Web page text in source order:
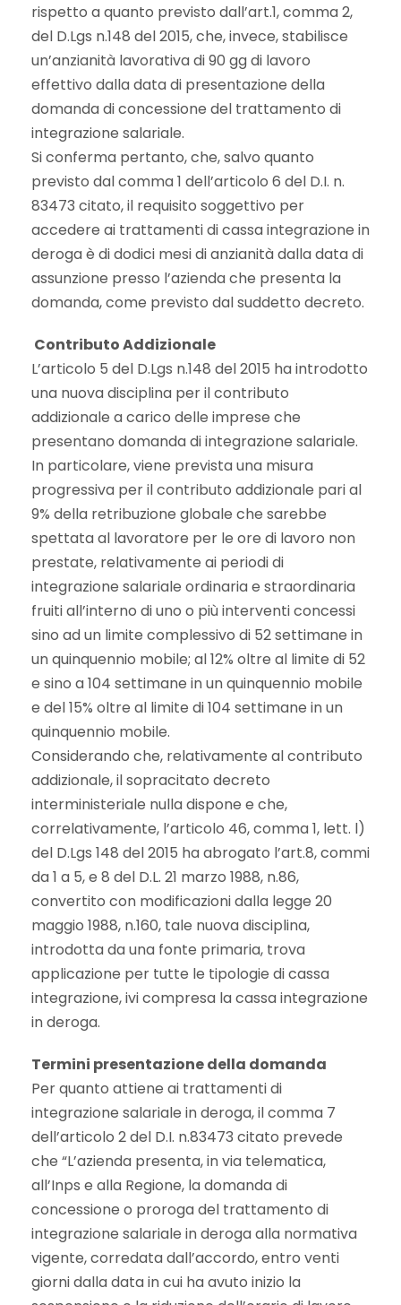
rispetto a quanto previsto dall’art.1, comma 2,
del D.Lgs n.148 del 2015, che, invece, stabilisce
un’anzianità lavorativa di 90 gg di lavoro
effettivo dalla data di presentazione della
domanda di concessione del trattamento di
integrazione salariale.
Si conferma pertanto, che, salvo quanto
previsto dal comma 1 dell’articolo 6 del D.I. n.
83473 citato, il requisito soggettivo per
accedere ai trattamenti di cassa integrazione in
deroga è di dodici mesi di anzianità dalla data di
assunzione presso l’azienda che presenta la
domanda, come previsto dal suddetto decreto.
Contributo Addizionale
L’articolo 5 del D.Lgs n.148 del 2015 ha introdotto
una nuova disciplina per il contributo
addizionale a carico delle imprese che
presentano domanda di integrazione salariale.
In particolare, viene prevista una misura
progressiva per il contributo addizionale pari al
9% della retribuzione globale che sarebbe
spettata al lavoratore per le ore di lavoro non
prestate, relativamente ai periodi di
integrazione salariale ordinaria e straordinaria
fruiti all’interno di uno o più interventi concessi
sino ad un limite complessivo di 52 settimane in
un quinquennio mobile; al 12% oltre al limite di 52
e sino a 104 settimane in un quinquennio mobile
e del 15% oltre al limite di 104 settimane in un
quinquennio mobile.
Considerando che, relativamente al contributo
addizionale, il sopracitato decreto
interministeriale nulla dispone e che,
correlativamente, l’articolo 46, comma 1, lett. l)
del D.Lgs 148 del 2015 ha abrogato l’art.8, commi
da 1 a 5, e 8 del D.L. 21 marzo 1988, n.86,
convertito con modificazioni dalla legge 20
maggio 1988, n.160, tale nuova disciplina,
introdotta da una fonte primaria, trova
applicazione per tutte le tipologie di cassa
integrazione, ivi compresa la cassa integrazione
in deroga.
Termini presentazione della domanda
Per quanto attiene ai trattamenti di
integrazione salariale in deroga, il comma 7
dell’articolo 2 del D.I. n.83473 citato prevede
che “L’azienda presenta, in via telematica,
all’Inps e alla Regione, la domanda di
concessione o proroga del trattamento di
integrazione salariale in deroga alla normativa
vigente, corredata dall’accordo, entro venti
giorni dalla data in cui ha avuto inizio la